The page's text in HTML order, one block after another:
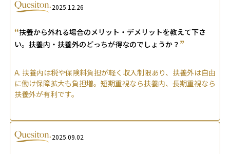
2025.12.26
“扶養から外れる場合のメリット・デメリットを教えて下さ
い。扶養内・扶養外のどっちが得なのでしょうか？ ”
A. 扶養内は税や保険料負担が軽く収入制限あり、扶養外は自由
に働け保障拡大も負担増。短期重視なら扶養内、長期重視なら
扶養外が有利です。
2025.09.02